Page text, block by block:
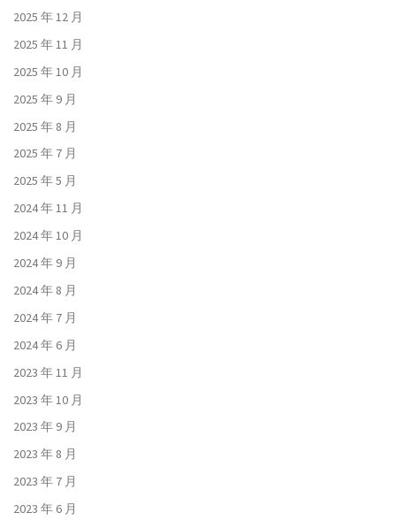
2025 年 12 月
2025 年 11 月
2025 年 10 月
2025 年 9 月
2025 年 8 月
2025 年 7 月
2025 年 5 月
2024 年 11 月
2024 年 10 月
2024 年 9 月
2024 年 8 月
2024 年 7 月
2024 年 6 月
2023 年 11 月
2023 年 10 月
2023 年 9 月
2023 年 8 月
2023 年 7 月
2023 年 6 月